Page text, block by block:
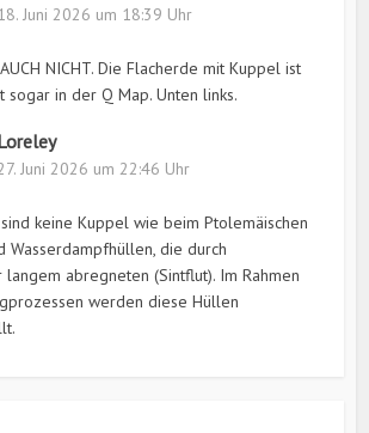
Juni 2026 um 18:39 Uhr
NICHT. Die Flacherde mit Kuppel ist
sogar in der Q Map. Unten links.
Juni 2026 um 22:46 Uhr
keine Kuppel wie beim Ptolemäischen
Wasserdampfhüllen, die durch
abregneten (Sintflut). Im Rahmen
werden diese Hüllen